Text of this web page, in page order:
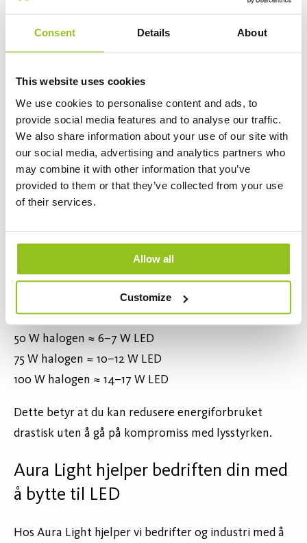
Consent Details About
This website uses cookies
We use cookies to personalise content and ads, to
provide social media features and to analyse our traffic.
We also share information about your use of our site with
our social media, advertising and analytics partners who
may combine it with other information that you’ve
provided to them or that they’ve collected from your use
of their services.
Allow all
Customize
Velg riktig lysstyrke og fargetemperatur– Tilpass
lumen og kelvin etter rommet, for eksempel varmere
Sikker installasjon– Det er viktig at byttet fra
halogen til LED gjøres i henhold til gjeldende
standarder for elsikkerhet, spesielt i industrien.
Vad motsvarar halogen i LED?
lamper gir sammenlignet med eldre halogenlamper,
kan man bruke følgende tommelfingerregel:
20 W halogen ≈ 2–3 W LED
35 W halogen ≈ 4–5 W LED
50 W halogen ≈ 6–7 W LED
75 W halogen ≈ 10–12 W LED
100 W halogen ≈ 14–17 W LED
Dette betyr at du kan redusere energiforbruket
drastisk uten å gå på kompromiss med lysstyrken.
Aura Light hjelper bedriften din med
å bytte til LED
Hos Aura Light hjelper vi bedrifter og industri med å